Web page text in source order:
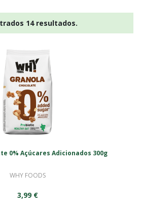
14 resultados.
0% Açúcares Adicionados 300g
WHY FOODS
3,99 €